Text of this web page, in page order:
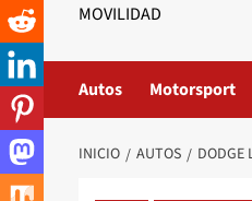
MOVILIDAD
Autos Motorsport
INICIO AUTOS DODGE